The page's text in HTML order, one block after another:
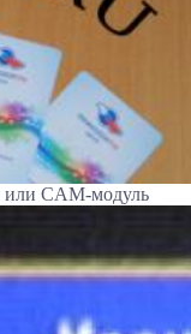
или CAM-модуль